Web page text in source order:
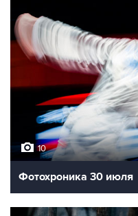
10
Фотохроника 30 июля